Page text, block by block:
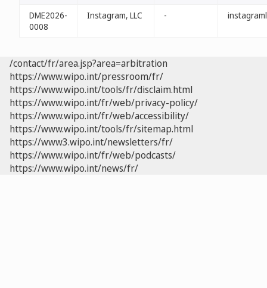
DME2026-
0008
Instagram, LLC -
/contact/fr/area.jsp?area=arbitration
https://www.wipo.int/pressroom/fr/
https://www.wipo.int/tools/fr/disclaim.html
https://www.wipo.int/fr/web/privacy-policy/
https://www.wipo.int/fr/web/accessibility/
https://www.wipo.int/tools/fr/sitemap.html
https://www3.wipo.int/newsletters/fr/
https://www.wipo.int/fr/web/podcasts/
https://www.wipo.int/news/fr/